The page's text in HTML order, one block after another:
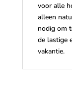
voor alle
alleen
nodig om
de lastige
vakantie.